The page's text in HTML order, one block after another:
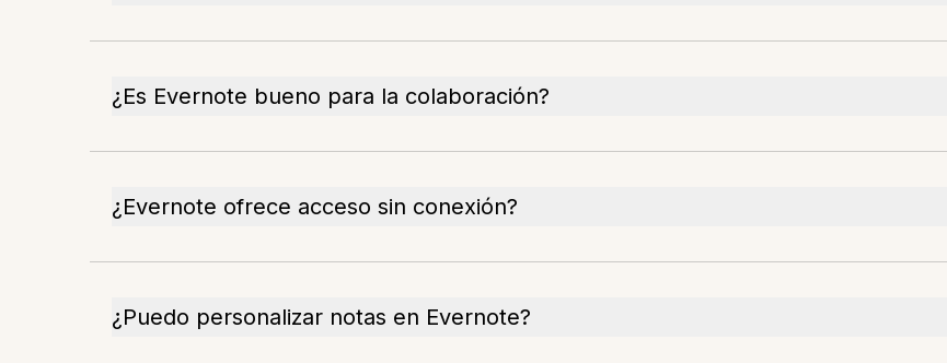
¿Es Evernote bueno para la colaboración?
¿Evernote ofrece acceso sin conexión?
¿Puedo personalizar notas en Evernote?